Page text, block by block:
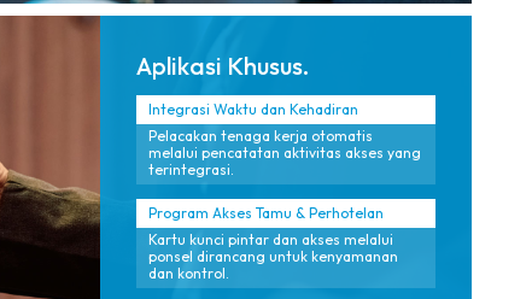
Aplikasi Khusus.
Integrasi Waktu dan Kehadiran
Pelacakan tenaga kerja otomatis
melalui pencatatan aktivitas akses yang
terintegrasi.
Program Akses Tamu & Perhotelan
Kartu kunci pintar dan akses melalui
ponsel dirancang untuk kenyamanan
dan kontrol.